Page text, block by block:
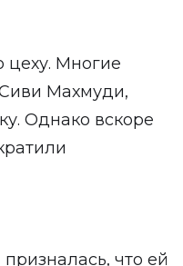
цеху. Многие
Махмуди,
Однако вскоре
что ей